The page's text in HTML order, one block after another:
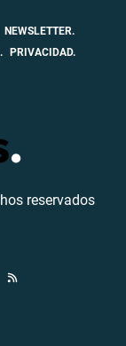
NEWSLETTER.
PRIVACIDAD.
reservados
Discover